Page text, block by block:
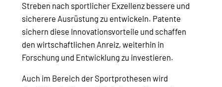
Streben nach sportlicher Exzellenz bessere und
sicherere Ausrüstung zu entwickeln. Patente
sichern diese Innovationsvorteile und schaffen
den wirtschaftlichen Anreiz, weiterhin in
Forschung und Entwicklung zu investieren.
Auch im Bereich der Sportprothesen wird